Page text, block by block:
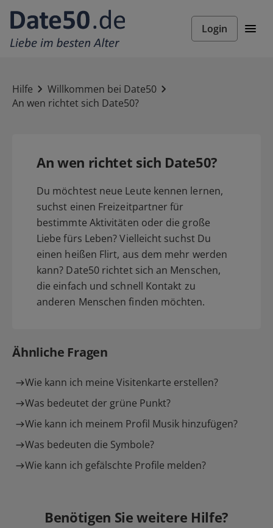
Login
Hilfe
Willkommen bei Date50
An wen richtet sich Date50?
An wen richtet sich Date50?
Du möchtest neue Leute kennen lernen,
suchst einen Freizeitpartner für
bestimmte Aktivitäten oder die große
Liebe fürs Leben? Vielleicht suchst Du
einen heißen Flirt, aus dem mehr werden
kann? Date50 richtet sich an Menschen,
die einfach und schnell Kontakt zu
anderen Menschen finden möchten.
Ähnliche Fragen
Wie kann ich meine Visitenkarte erstellen?
Was bedeutet der grüne Punkt?
Wie kann ich meinem Profil Musik hinzufügen?
Was bedeuten die Symbole?
Wie kann ich gefälschte Profile melden?
Benötigen Sie weitere Hilfe?